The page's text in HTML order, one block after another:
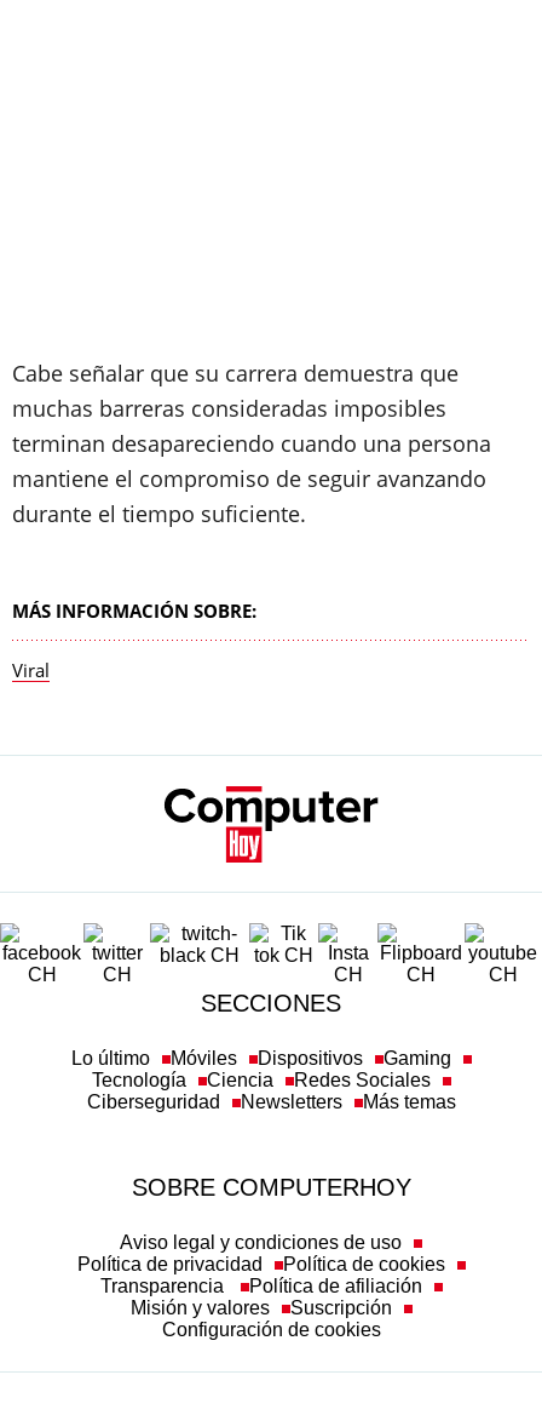
Cabe señalar que su carrera demuestra que
muchas barreras consideradas imposibles
terminan desapareciendo cuando una persona
mantiene el compromiso de seguir avanzando
durante el tiempo suficiente.
MÁS INFORMACIÓN SOBRE:
Viral
SECCIONES
Tecnología
Ciencia
Redes Sociales
Ciberseguridad
Newsletters Más temas
Política de privacidad
Política de cookies
Transparencia
Política de afiliación
Misión y valores
Suscripción
Configuración de cookies